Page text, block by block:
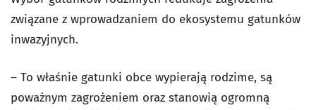
związane z wprowadzaniem do ekosystemu gatunków
inwazyjnych.
– To właśnie gatunki obce wypierają rodzime, są
poważnym zagrożeniem oraz stanowią ogromną